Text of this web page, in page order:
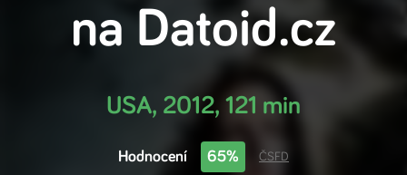
na Datoid.cz
USA, 2012, 121 min
Hodnocení 65% ČSFD